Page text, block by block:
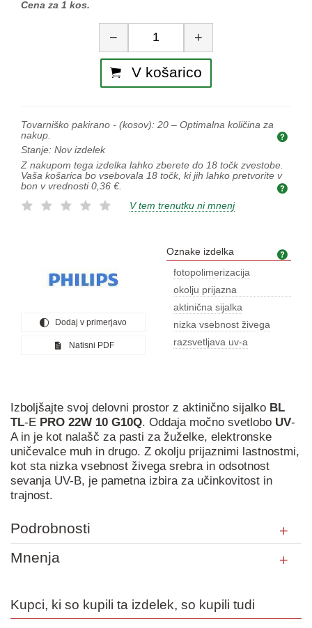
Cena za 1 kos.
Količina
− +
V košarico
Tovarniško pakirano - (kosov): 20 – Optimalna količina za
nakup.
Stanje: Nov izdelek
Z nakupom tega izdelka lahko zberete do 18 točk zvestobe.
Vaša košarica bo vsebovala 18 točk, ki jih lahko pretvorite v
bon v vrednosti 0,36 €.
V tem trenutku ni mnenj
Dodaj v primerjavo
Natisni PDF
Oznake izdelka
fotopolimerizacija
okolju prijazna
razsvetljava
aktinična sijalka
nizka vsebnost živega
razsvetljava uv-a
Izboljšajte svoj delovni prostor z aktinično sijalko BL
TL-E PRO 22W 10 G10Q. Oddaja močno svetlobo UV-
A in je kot nalašč za pasti za žuželke, elektronske
uničevalce muh in drugo. Z okolju prijaznimi lastnostmi,
kot sta nizka vsebnost živega srebra in odsotnost
sevanja UV-B, je pametna izbira za učinkovitost in
trajnost.
Podrobnosti
Mnenja
Kupci, ki so kupili ta izdelek, so kupili tudi